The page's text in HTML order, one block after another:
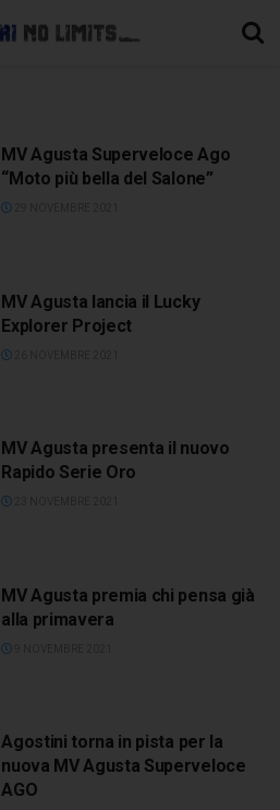
MV Agusta Superveloce Ago
“Moto più bella del Salone”
MV Agusta lancia il Lucky
Explorer Project
MV Agusta presenta il nuovo
Rapido Serie Oro
MV Agusta premia chi pensa già
alla primavera
Agostini torna in pista per la
nuova MV Agusta Superveloce
AGO